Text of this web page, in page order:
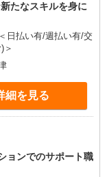
たなスキルを身に
日払い有/週払い有/交
＞
細を見る
ョンでのサポート職